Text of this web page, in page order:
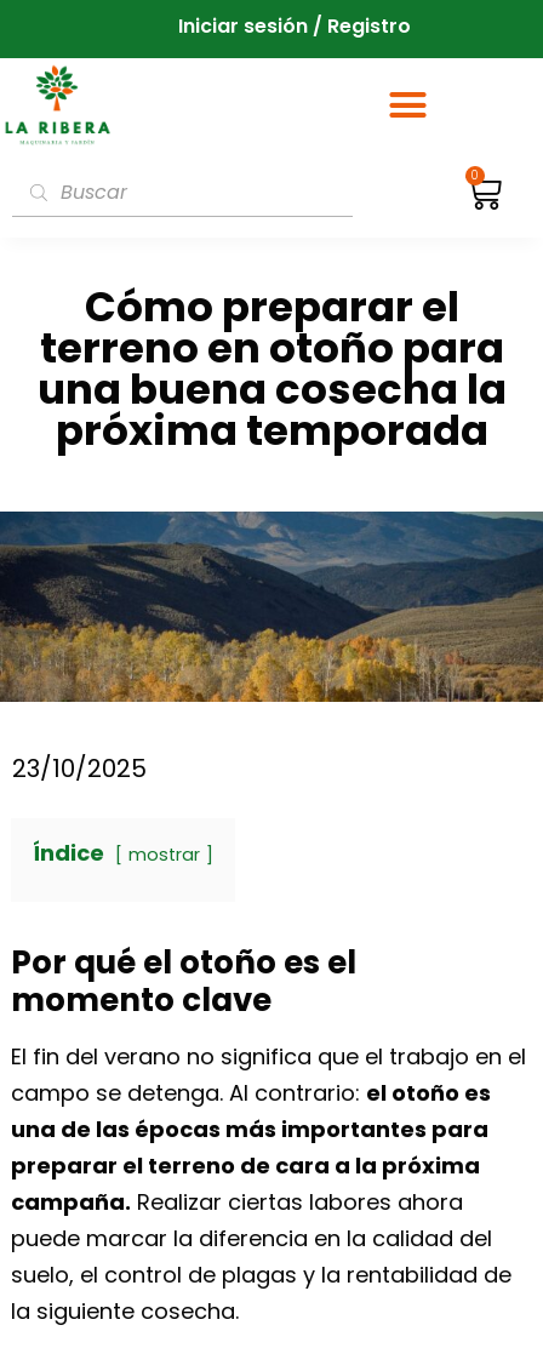
Iniciar sesión / Registro
0
Cómo preparar el
terreno en otoño para
una buena cosecha la
próxima temporada
23/10/2025
Índice mostrar
Por qué el otoño es el
momento clave
El fin del verano no significa que el trabajo en el
campo se detenga. Al contrario: el otoño es
una de las épocas más importantes para
preparar el terreno de cara a la próxima
campaña. Realizar ciertas labores ahora
puede marcar la diferencia en la calidad del
suelo, el control de plagas y la rentabilidad de
la siguiente cosecha.